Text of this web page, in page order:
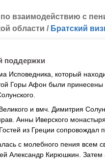
взаимодействию с
области / Братский
поддержки
Исповедника, который
Горы Афон были
и вмч. Димитрия
Анны Иверского
из Греции сопровождал
с молебного пения всем
Александр Кирюшкин. Затем